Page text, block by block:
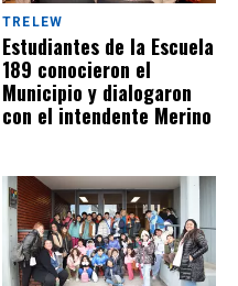
TRELEW
Estudiantes de la Escuela
189 conocieron el
Municipio y dialogaron
con el intendente Merino